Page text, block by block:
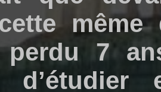
même
perdu 7